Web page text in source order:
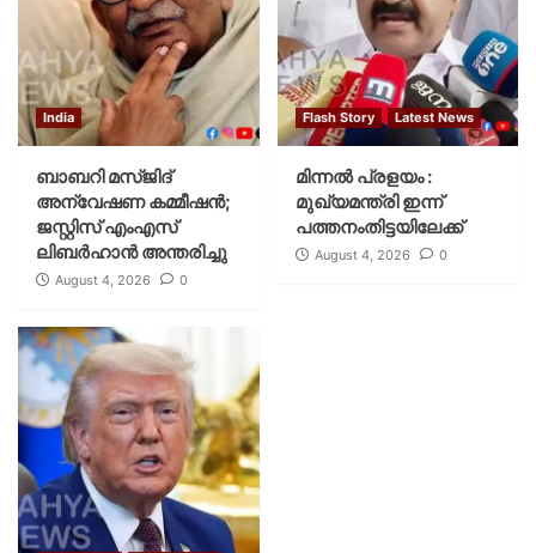
India
ബാബറി മസ്ജിദ്
അന്വേഷണ കമ്മീഷന്‍;
ജസ്റ്റിസ് എംഎസ്
ലിബര്‍ഹാന്‍ അന്തരിച്ചു
August 4, 2026 0
Flash Story Latest News
മിന്നല്‍ പ്രളയം :
മുഖ്യമന്ത്രി ഇന്ന്
പത്തനംതിട്ടയിലേക്ക്
August 4, 2026 0